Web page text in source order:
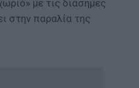
με τις διάσημες
στην παραλία της